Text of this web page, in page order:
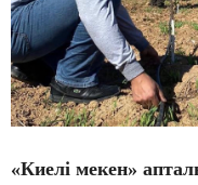
«Киелі мекен»